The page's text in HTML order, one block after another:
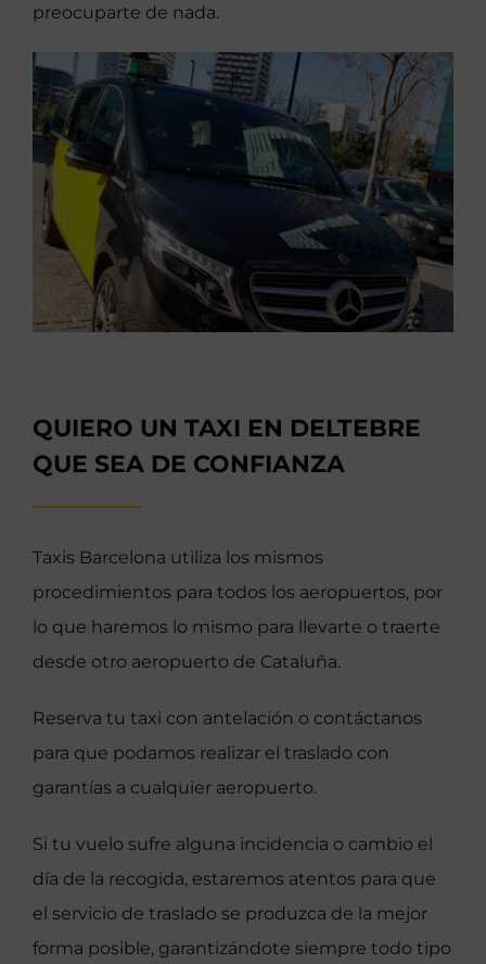
preocuparte de nada.
QUIERO UN TAXI EN DELTEBRE
QUE SEA DE CONFIANZA
Taxis Barcelona utiliza los mismos
procedimientos para todos los aeropuertos, por
lo que haremos lo mismo para llevarte o traerte
desde otro aeropuerto de Cataluña.
Reserva tu taxi con antelación o contáctanos
para que podamos realizar el traslado con
garantías a cualquier aeropuerto.
Si tu vuelo sufre alguna incidencia o cambio el
día de la recogida, estaremos atentos para que
el servicio de traslado se produzca de la mejor
forma posible, garantizándote siempre todo tipo